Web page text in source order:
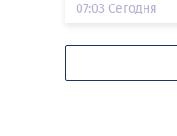
07:03 Сегодня